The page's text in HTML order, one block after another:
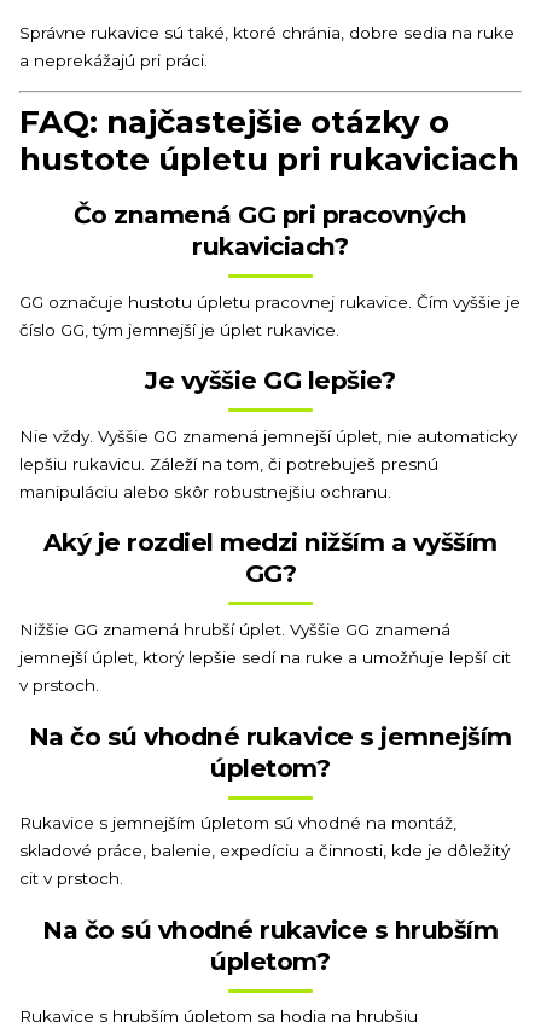
Správne rukavice sú také, ktoré chránia, dobre sedia na ruke
a neprekážajú pri práci.
FAQ: najčastejšie otázky o
hustote úpletu pri rukaviciach
Čo znamená GG pri pracovných
rukaviciach?
GG označuje hustotu úpletu pracovnej rukavice. Čím vyššie je
číslo GG, tým jemnejší je úplet rukavice.
Je vyššie GG lepšie?
Nie vždy. Vyššie GG znamená jemnejší úplet, nie automaticky
lepšiu rukavicu. Záleží na tom, či potrebuješ presnú
manipuláciu alebo skôr robustnejšiu ochranu.
Aký je rozdiel medzi nižším a vyšším
GG?
Nižšie GG znamená hrubší úplet. Vyššie GG znamená
jemnejší úplet, ktorý lepšie sedí na ruke a umožňuje lepší cit
v prstoch.
Na čo sú vhodné rukavice s jemnejším
úpletom?
Rukavice s jemnejším úpletom sú vhodné na montáž,
skladové práce, balenie, expedíciu a činnosti, kde je dôležitý
cit v prstoch.
Na čo sú vhodné rukavice s hrubším
úpletom?
Rukavice s hrubším úpletom sa hodia na hrubšiu